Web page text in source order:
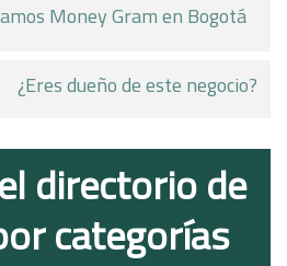
Money Gram en Bogotá
¿Eres dueño de este negocio?
directorio de
categorías